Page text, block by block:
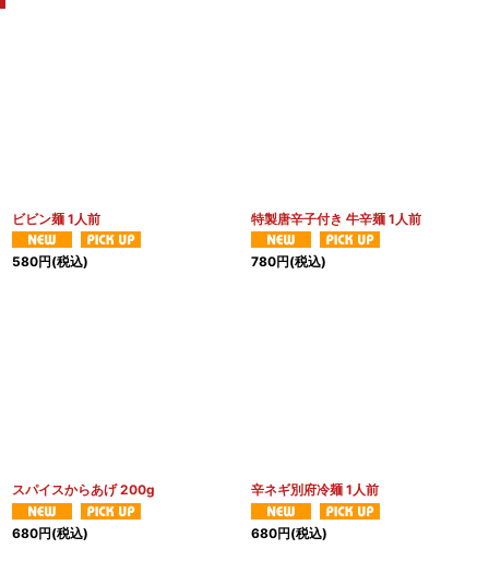
ビビン麺 1人前
580円(税込)
特製唐辛子付き 牛辛麺 1人前
780円(税込)
スパイスからあげ 200g
680円(税込)
辛ネギ別府冷麺 1人前
680円(税込)